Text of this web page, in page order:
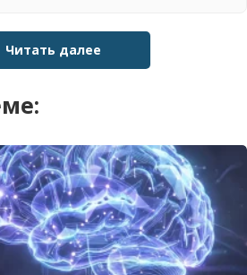
Читать далее